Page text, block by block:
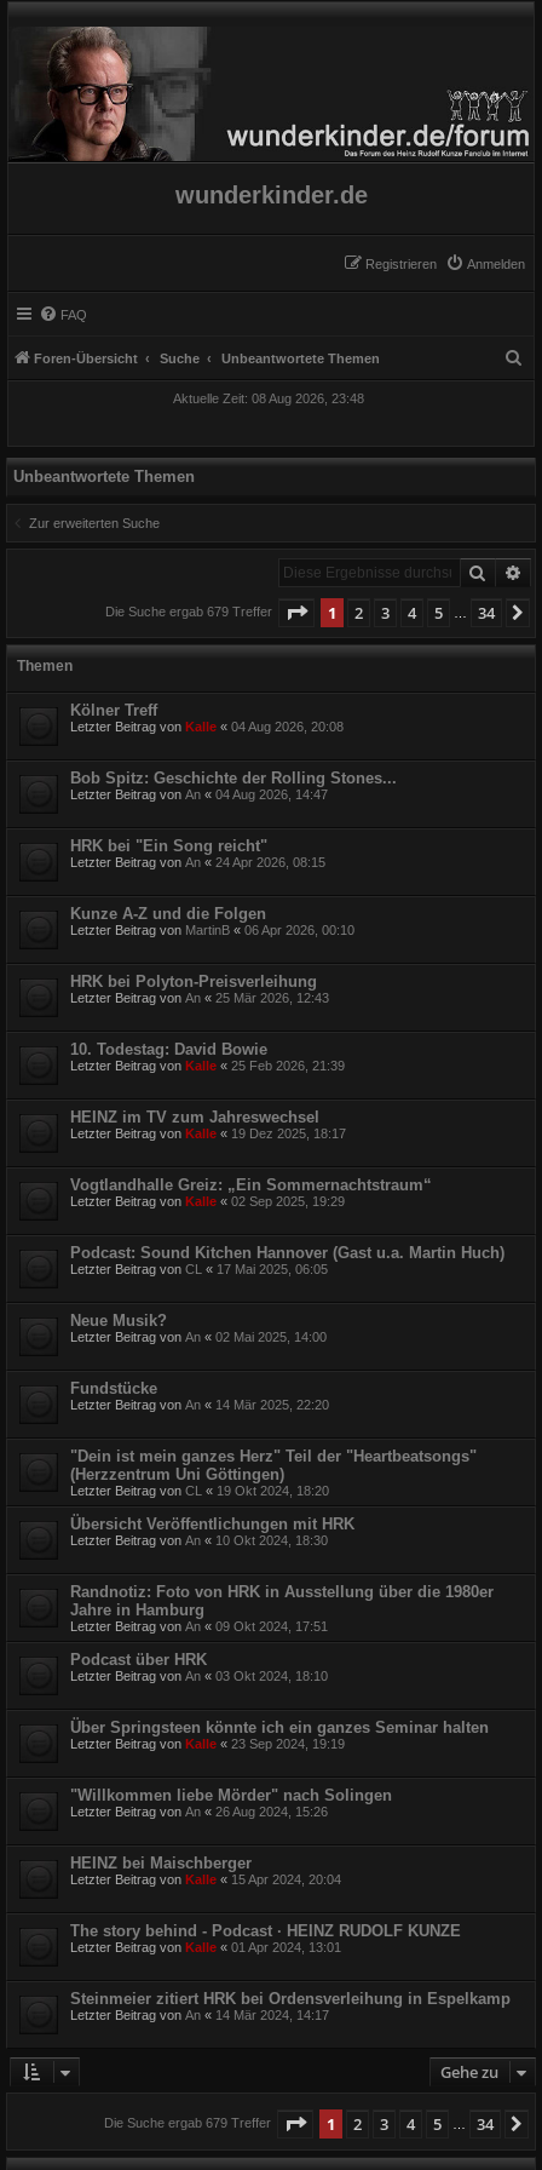
wunderkinder.de
Anmelden
Registrieren
FAQ
Foren-Übersicht Suche Unbeantwortete Themen
Aktuelle Zeit: 08 Aug 2026, 23:48
Unbeantwortete Themen
Zur erweiterten Suche
Suche
Die Suche ergab 679 Treffer Seite 1von 34
1 2 3 4 5 34
Themen
Kölner Treff
Letzter Beitrag von Kalle « 04 Aug 2026, 20:08
Bob Spitz: Geschichte der Rolling Stones...
Letzter Beitrag von An « 04 Aug 2026, 14:47
HRK bei "Ein Song reicht"
Letzter Beitrag von An « 24 Apr 2026, 08:15
Kunze A-Z und die Folgen
Letzter Beitrag von MartinB « 06 Apr 2026, 00:10
HRK bei Polyton-Preisverleihung
Letzter Beitrag von An « 25 Mär 2026, 12:43
10. Todestag: David Bowie
Letzter Beitrag von Kalle « 25 Feb 2026, 21:39
HEINZ im TV zum Jahreswechsel
Letzter Beitrag von Kalle « 19 Dez 2025, 18:17
Vogtlandhalle Greiz: „Ein Sommernachtstraum“
Letzter Beitrag von Kalle « 02 Sep 2025, 19:29
Podcast: Sound Kitchen Hannover (Gast u.a. Martin Huch)
Letzter Beitrag von CL « 17 Mai 2025, 06:05
Neue Musik?
Letzter Beitrag von An « 02 Mai 2025, 14:00
Fundstücke
Letzter Beitrag von An « 14 Mär 2025, 22:20
"Dein ist mein ganzes Herz" Teil der "Heartbeatsongs"
(Herzzentrum Uni Göttingen)
Letzter Beitrag von CL « 19 Okt 2024, 18:20
Übersicht Veröffentlichungen mit HRK
Letzter Beitrag von An « 10 Okt 2024, 18:30
Randnotiz: Foto von HRK in Ausstellung über die 1980er
Jahre in Hamburg
Letzter Beitrag von An « 09 Okt 2024, 17:51
Podcast über HRK
Letzter Beitrag von An « 03 Okt 2024, 18:10
Über Springsteen könnte ich ein ganzes Seminar halten
Letzter Beitrag von Kalle « 23 Sep 2024, 19:19
"Willkommen liebe Mörder" nach Solingen
Letzter Beitrag von An « 26 Aug 2024, 15:26
HEINZ bei Maischberger
Letzter Beitrag von Kalle « 15 Apr 2024, 20:04
The story behind - Podcast · HEINZ RUDOLF KUNZE
Letzter Beitrag von Kalle « 01 Apr 2024, 13:01
Steinmeier zitiert HRK bei Ordensverleihung in Espelkamp
Letzter Beitrag von An « 14 Mär 2024, 14:17
Gehe zu
Die Suche ergab 679 Treffer Seite 1von 34
1 2 3 4 5 34